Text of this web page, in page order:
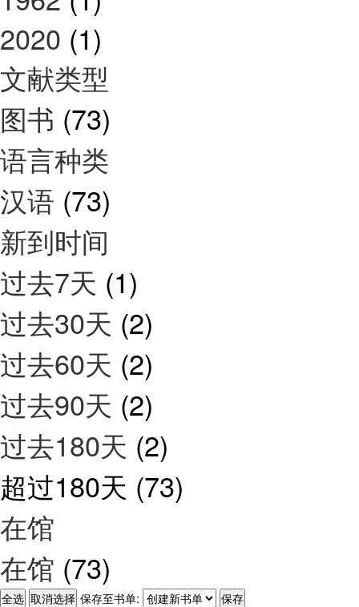
2020 (1)
文献类型
图书 (73)
语言种类
汉语 (73)
新到时间
过去7天 (1)
过去30天 (2)
过去60天 (2)
过去90天 (2)
过去180天 (2)
超过180天 (73)
在馆
在馆 (73)
保存至书单: